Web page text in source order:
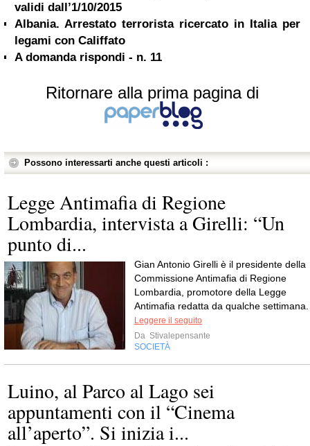
validi dall’1/10/2015
Albania. Arrestato terrorista ricercato in Italia per
legami con Califfato
A domanda rispondi - n. 11
Ritornare alla prima pagina di
Possono interessarti anche questi articoli :
Legge Antimafia di Regione
Lombardia, intervista a Girelli: “Un
punto di...
Gian Antonio Girelli è il presidente della
Commissione Antimafia di Regione
Lombardia, promotore della Legge
Antimafia redatta da qualche settimana.
Leggere il seguito
Da Stivalepensante
SOCIETÀ
Luino, al Parco al Lago sei
appuntamenti con il “Cinema
all’aperto”. Si inizia i...